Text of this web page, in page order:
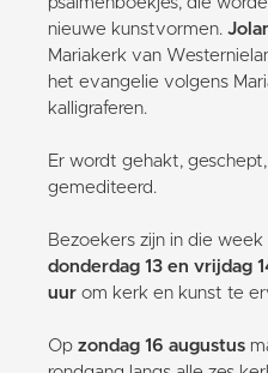
nieuwe kunstvormen.
Mariakerk van
het evangelie volgens
kalligraferen.
Er wordt gehakt,
gemediteerd.
Bezoekers zijn in die
donderdag 13 en vrijdag
uur om kerk en kunst te
Op zondag 16 augustus